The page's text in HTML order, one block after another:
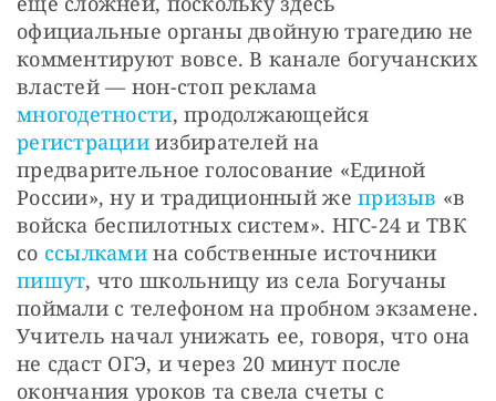
официальные органы двойную трагедию не
комментируют вовсе. В канале богучанских
многодетности
, продолжающейся
регистрации избирателей на
предварительное голосование «Единой
России», ну и традиционный же призыв «в
войска беспилотных систем». НГС-24 и ТВК
со ссылками
пишут, что школьницу из села Богучаны
поймали с телефоном на пробном экзамене.
Учитель начал унижать ее, говоря, что она
не сдаст ОГЭ, и через 20 минут после
окончания уроков та свела счеты с